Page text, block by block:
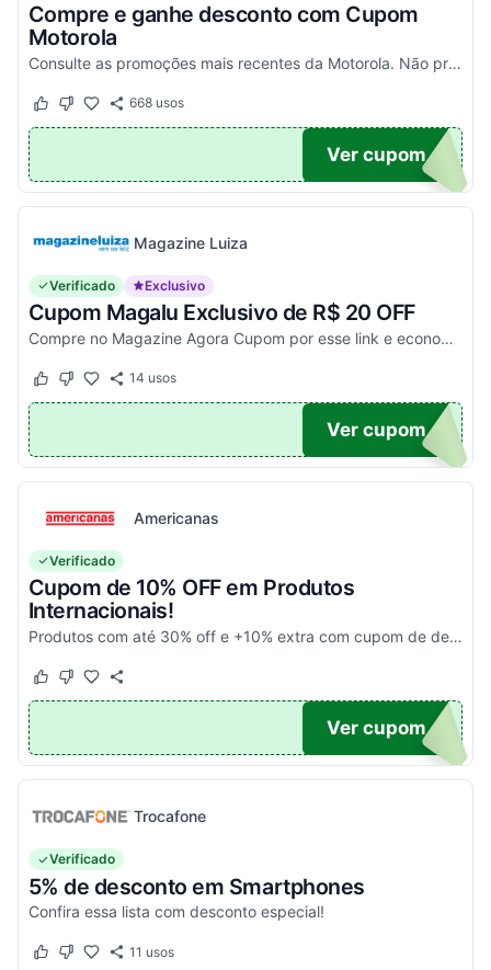
Compre e ganhe desconto com Cupom
Motorola
Consulte as promoções mais recentes da Motorola. Não precisa de cupom, descontos já aplicados no site.
Este cupom funcionou
Este cupom não funcionou
668usos
TICO
Ver cupom
Magazine Luiza
Verificado Exclusivo
Cupom Magalu Exclusivo de R$ 20 OFF
Compre no Magazine Agora Cupom por esse link e economize R$ 20 na compra de produtos acima de R$ 999 vendidos e entregues por Magazine Luiza. Economize!
Este cupom funcionou
Este cupom não funcionou
14 usos
UPOM
Ver cupom
Americanas
Verificado
Cupom de 10% OFF em Produtos
Internacionais!
Produtos com até 30% off e +10% extra com cupom de desconto em produtos participantes da campanha. Consulte exceções no site. Aplique o código promocional no carrinho e aproveite!
Este cupom funcionou
Este cupom não funcionou
10
Ver cupom
Trocafone
Verificado
5% de desconto em Smartphones
Confira essa lista com desconto especial!
Este cupom funcionou
Este cupom não funcionou
11 usos